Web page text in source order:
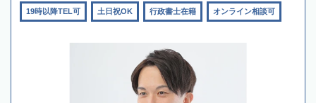
19時以降TEL可 土日祝OK 行政書士在籍 オンライン相談可